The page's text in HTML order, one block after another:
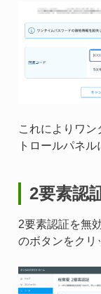
これによりワ
トロールパネル
2要素認
2要素認証を無
のボタンをクリ